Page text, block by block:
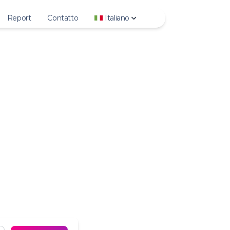
Report Contatto Italiano